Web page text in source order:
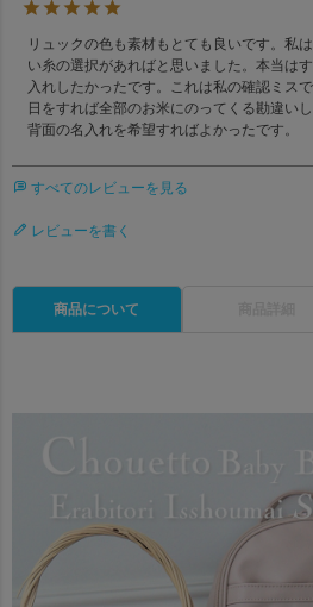
リュックの色も素材もとても良いです。私
い糸の選択があればと思いました。本当は
入れしたかったです。これは私の確認ミス
日をすれば全部のお米にのってくる勘違いし
すべてのレビューを見る
レビューを書く
商品について